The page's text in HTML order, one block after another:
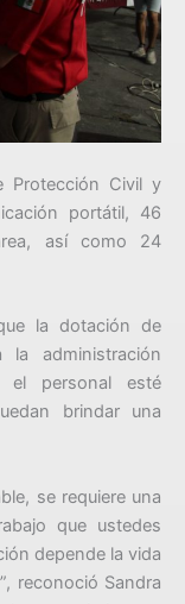
Protección Civil y
portátil, 46
así como 24
la dotación de
administración
el personal esté
brindar una
se requiere una
que ustedes
depende la vida
reconoció Sandra